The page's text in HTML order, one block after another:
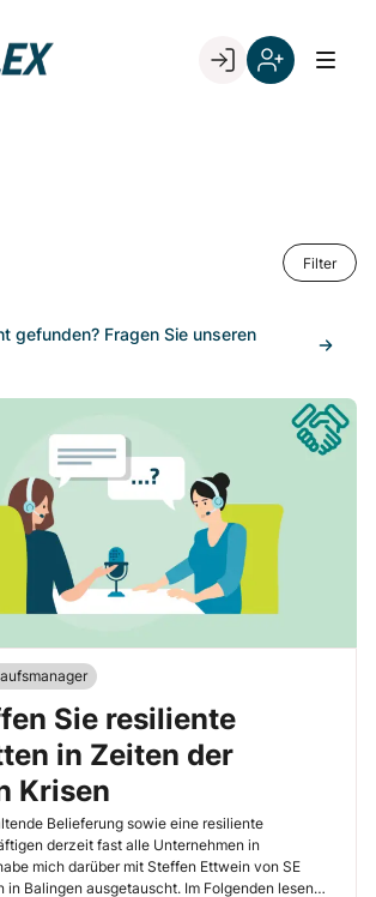
Filter
gefunden? Fragen Sie unseren
Sie resiliente
in Zeiten der
Krisen
Belieferung sowie eine resiliente
derzeit fast alle Unternehmen in
mich darüber mit Steffen Ettwein von SE
in Balingen ausgetauscht. Im Folgenden lesen